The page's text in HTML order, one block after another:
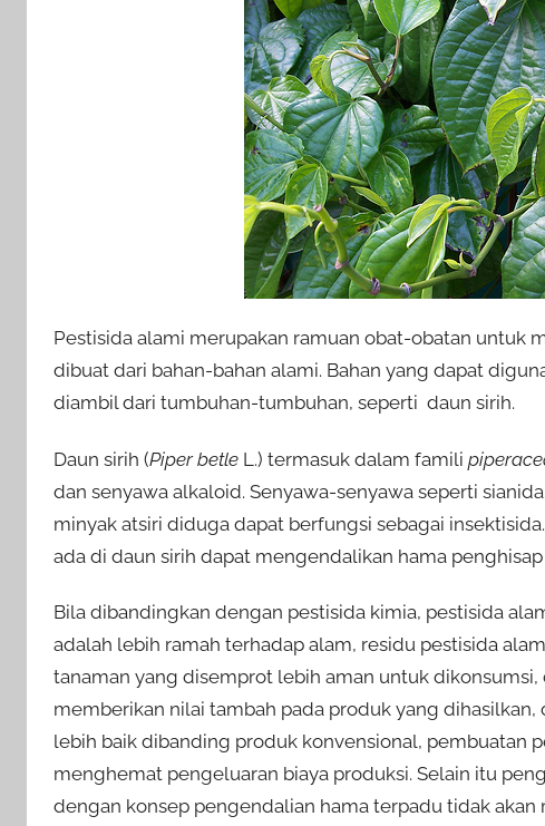
Pestisida alami merupakan ramuan obat-obatan untuk
dibuat dari bahan-bahan alami. Bahan yang dapat
diambil dari tumbuhan-tumbuhan, seperti daun sirih.
Daun sirih (Piper betle L.) termasuk dalam famili
dan senyawa alkaloid. Senyawa-senyawa seperti
minyak atsiri diduga dapat berfungsi sebagai
ada di daun sirih dapat mengendalikan hama
Bila dibandingkan dengan pestisida kimia, pestisida
adalah lebih ramah terhadap alam, residu pestisida
tanaman yang disemprot lebih aman untuk
memberikan nilai tambah pada produk yang
lebih baik dibanding produk konvensional, pembuatan
menghemat pengeluaran biaya produksi. Selain itu
dengan konsep pengendalian hama terpadu tidak akan